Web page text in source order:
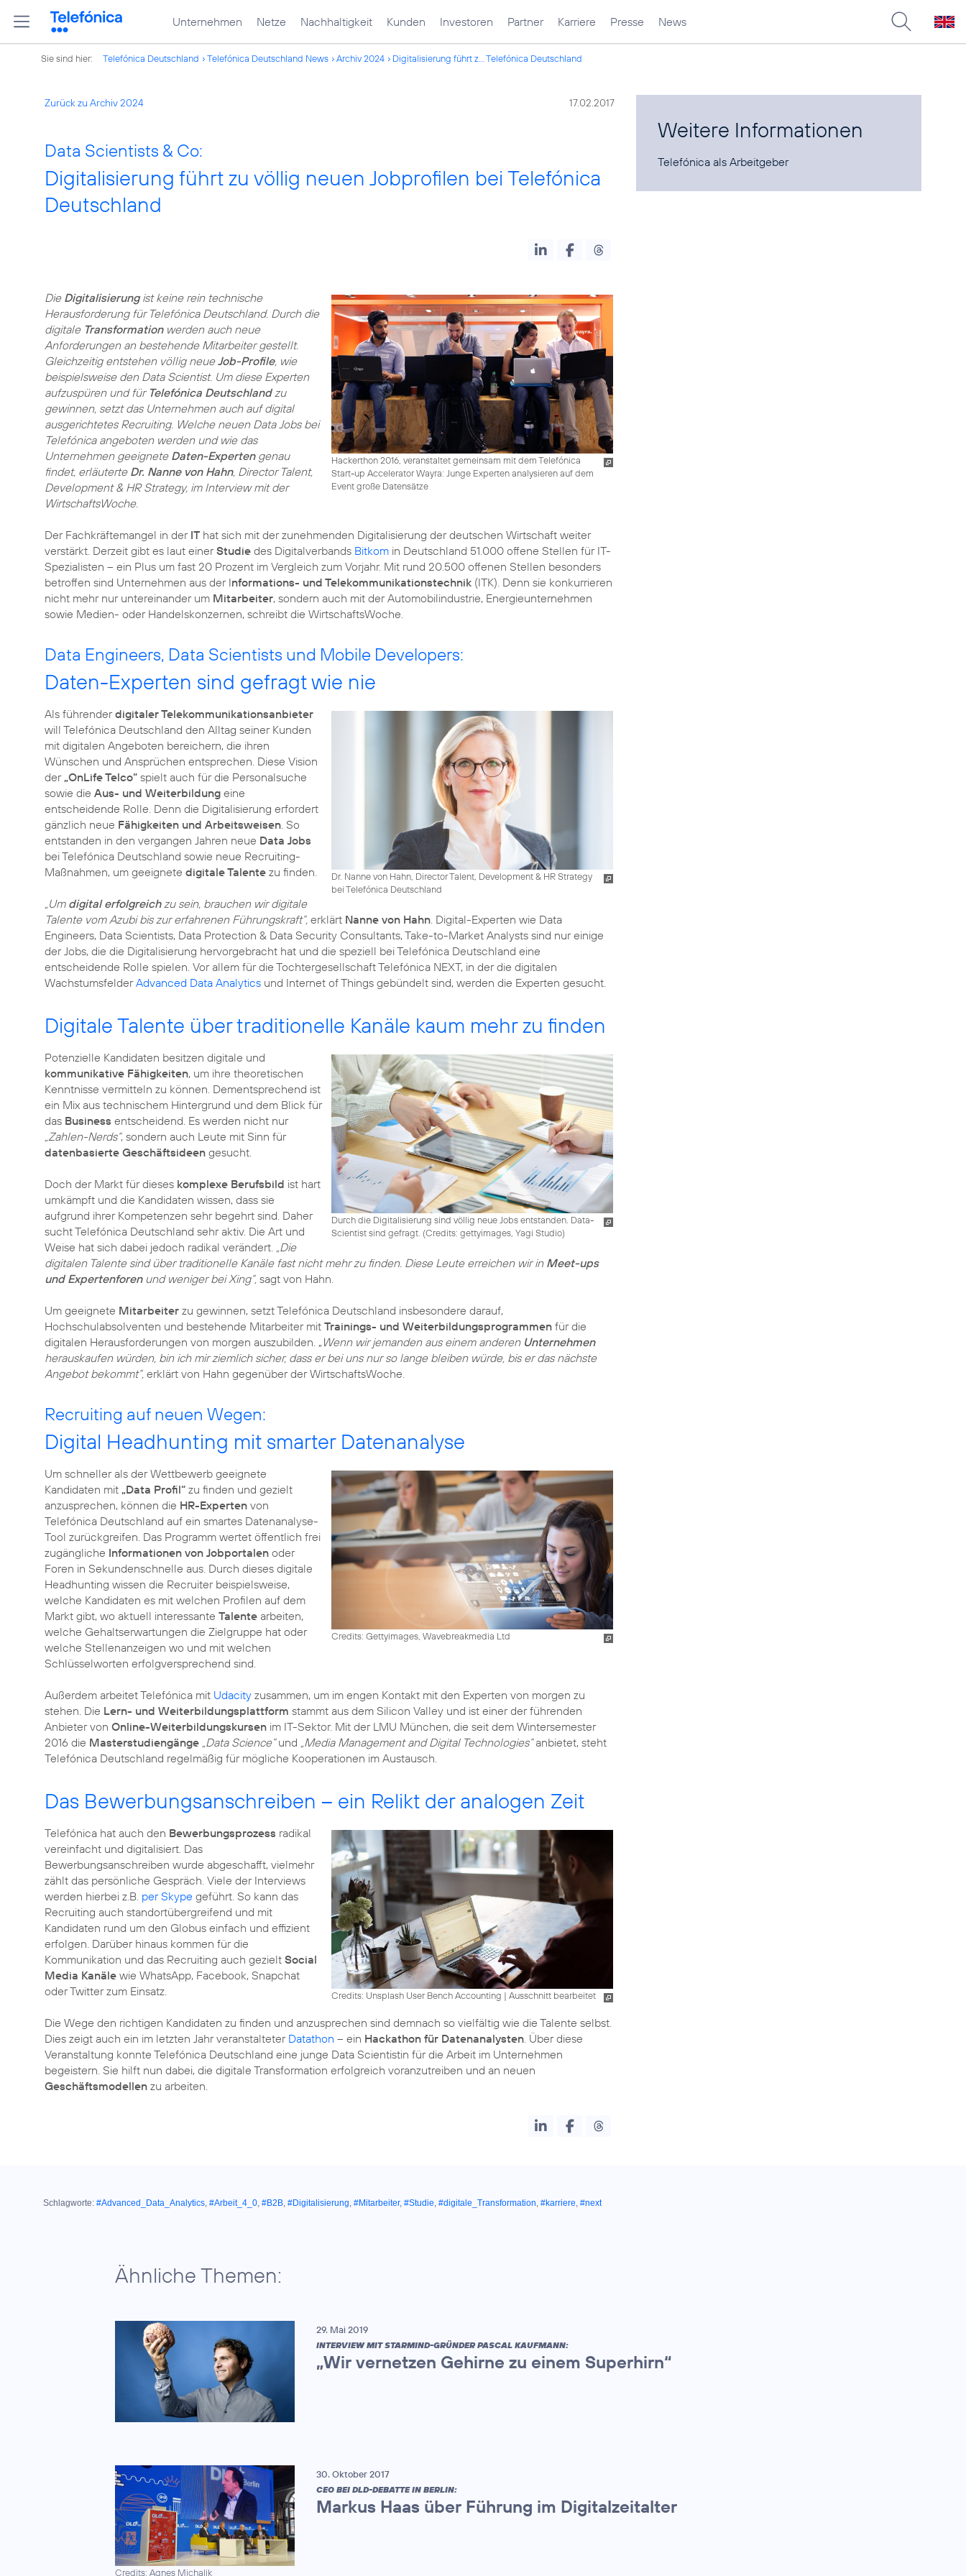
Unternehmen Netze Nachhaltigkeit Kunden Investoren Partner Karriere Presse News
Sie sind hier: Telefónica Deutschland Telefónica Deutschland News Archiv 2024 Digitalisierung führt z... Telefónica Deutschland
Zurück zu Archiv 2024 17.02.2017
Data Scientists & Co:
Digitalisierung führt zu völlig neuen Jobprofilen bei Telefónica
Deutschland
Hackerthon 2016, veranstaltet gemeinsam mit dem Telefónica
Start-up Accelerator Wayra: Junge Experten analysieren auf dem
Event große Datensätze
Die Digitalisierungist keine rein technische
Herausforderung für Telefónica Deutschland. Durch die
digitale Transformationwerden auch neue
Anforderungen an bestehende Mitarbeiter gestellt.
Gleichzeitig entstehen völlig neueJob-Profile, wie
beispielsweise den Data Scientist. Um diese Experten
aufzuspüren und für Telefónica Deutschlandzu
gewinnen, setzt das Unternehmen auch auf digital
ausgerichtetes Recruiting. Welche neuen Data Jobs bei
Telefónica angeboten werden und wie das
Unternehmen geeignete Daten-Expertengenau
findet, erläuterte Dr. Nanne von Hahn, Director Talent,
Development & HR Strategy, im Interview mit der
WirtschaftsWoche.
Der Fachkräftemangel in der IT hat sich mit der zunehmenden Digitalisierung der deutschen Wirtschaft weiter
verstärkt. Derzeit gibt es laut einerStudie des Digitalverbands Bitkom in Deutschland 51.000 offene Stellen für IT-
Spezialisten – ein Plus um fast 20 Prozent im Vergleich zum Vorjahr. Mit rund 20.500 offenen Stellen besonders
betroffen sind Unternehmen aus der Informations- und Telekommunikationstechnik (ITK). Denn sie konkurrieren
nicht mehr nur untereinander um Mitarbeiter, sondern auch mit der Automobilindustrie, Energieunternehmen
sowie Medien- oder Handelskonzernen, schreibt die WirtschaftsWoche.
Data Engineers, Data Scientists und Mobile Developers:
Daten-Experten sind gefragt wie nie
Dr. Nanne von Hahn, Director Talent, Development & HR Strategy
bei Telefónica Deutschland
Als führenderdigitaler Telekommunikationsanbieter
will Telefónica Deutschland den Alltag seiner Kunden
mit digitalen Angeboten bereichern, die ihren
Wünschen und Ansprüchen entsprechen. Diese Vision
der„OnLife Telco“ spielt auch für die Personalsuche
sowie die Aus- und Weiterbildung eine
entscheidende Rolle. Denn die Digitalisierung erfordert
gänzlich neue Fähigkeiten und Arbeitsweisen. So
entstanden in den vergangen Jahren neue Data Jobs
bei Telefónica Deutschland sowie neue Recruiting-
Maßnahmen, um geeignete digitale Talente zu finden.
„Um digital erfolgreichzu sein, brauchen wir digitale
Talente vom Azubi bis zur erfahrenen Führungskraft“, erklärt Nanne von Hahn. Digital-Experten wie Data
Engineers, Data Scientists, Data Protection & Data Security Consultants, Take-to-Market Analysts sind nur einige
der Jobs, die die Digitalisierung hervorgebracht hat und die speziell bei Telefónica Deutschland eine
entscheidende Rolle spielen. Vor allem für die TochtergesellschaftTelefónica NEXT, in der die digitalen
WachstumsfelderAdvanced Data Analytics und Internet of Things gebündelt sind, werden die Experten gesucht.
Digitale Talente über traditionelle Kanäle kaum mehr zu finden
Durch die Digitalisierung sind völlig neue Jobs entstanden. Data-
Scientist sind gefragt. (Credits: gettyimages, Yagi Studio)
Potenzielle Kandidaten besitzen digitale und
kommunikative Fähigkeiten, um ihre theoretischen
Kenntnisse vermitteln zu können. Dementsprechend ist
ein Mix aus technischem Hintergrund und dem Blick für
das Business entscheidend. Es werden nicht nur
„Zahlen-Nerds“, sondern auch Leute mit Sinn für
datenbasierte Geschäftsideen gesucht.
Doch der Markt für dieses komplexe Berufsbild ist hart
umkämpft und die Kandidaten wissen, dass sie
aufgrund ihrer Kompetenzen sehr begehrt sind. Daher
sucht Telefónica Deutschland sehr aktiv. Die Art und
Weise hat sich dabei jedoch radikal verändert. „Die
digitalen Talente sind über traditionelle Kanäle fast nicht mehr zu finden. Diese Leute erreichen wir in Meet-ups
und Expertenforenund weniger bei Xing“, sagt von Hahn.
Um geeignete Mitarbeiter zu gewinnen, setzt Telefónica Deutschland insbesondere darauf,
Hochschulabsolventen und bestehende Mitarbeiter mit Trainings- und Weiterbildungsprogrammen für die
digitalen Herausforderungen von morgen auszubilden. „ Wenn wir jemanden aus einem anderen Unternehmen
herauskaufen würden, bin ich mir ziemlich sicher, dass er bei uns nur so lange bleiben würde, bis er das nächste
Angebot bekommt“, erklärt von Hahn gegenüber der WirtschaftsWoche.
Recruiting auf neuen Wegen:
Digital Headhunting mit smarter Datenanalyse
Credits: Gettyimages, Wavebreakmedia Ltd
Um schneller als der Wettbewerb geeignete
Kandidaten mit „Data Profil“ zu finden und gezielt
anzusprechen, können die HR-Experten von
Telefónica Deutschland auf ein smartes Datenanalyse-
Tool zurückgreifen. Das Programm wertet öffentlich frei
zugängliche Informationen von Jobportalen oder
Foren in Sekundenschnelle aus. Durch dieses digitale
Headhunting wissen die Recruiter beispielsweise,
welche Kandidaten es mit welchen Profilen auf dem
Markt gibt, wo aktuell interessante Talente arbeiten,
welche Gehaltserwartungen die Zielgruppe hat oder
welche Stellenanzeigen wo und mit welchen
Schlüsselworten erfolgversprechend sind.
Außerdem arbeitet Telefónica mit Udacity zusammen, um im engen Kontakt mit den Experten von morgen zu
stehen. Die Lern- und Weiterbildungsplattform stammt aus dem Silicon Valley und ist einer der führenden
Anbieter von Online-Weiterbildungskursen im IT-Sektor. Mit der LMU München, die seit dem Wintersemester
2016 die Masterstudiengänge „Data Science“und „Media Management and Digital Technologies“anbietet, steht
Telefónica Deutschland regelmäßig für mögliche Kooperationen im Austausch.
Das Bewerbungsanschreiben – ein Relikt der analogen Zeit
Credits: Unsplash User Bench Accounting | Ausschnitt bearbeitet
Telefónica hat auch den Bewerbungsprozess radikal
vereinfacht und digitalisiert. Das
Bewerbungsanschreiben wurde abgeschafft, vielmehr
zählt das persönliche Gespräch. Viele der Interviews
werden hierbei z.B. per Skype geführt. So kann das
Recruiting auch standortübergreifend und mit
Kandidaten rund um den Globus einfach und effizient
erfolgen. Darüber hinaus kommen für die
Kommunikation und das Recruiting auch gezielt Social
Media Kanäle wie WhatsApp, Facebook, Snapchat
oder Twitter zum Einsatz.
Die Wege den richtigen Kandidaten zu finden und anzusprechen sind demnach so vielfältig wie die Talente selbst.
Dies zeigt auch ein im letzten Jahr veranstalteter Datathon – ein Hackathon für Datenanalysten. Über diese
Veranstaltung konnte Telefónica Deutschland eine junge Data Scientistin für die Arbeit im Unternehmen
begeistern. Sie hilft nun dabei, die digitale Transformation erfolgreich voranzutreiben und an neuen
Geschäftsmodellen zu arbeiten.
Weitere Informationen
Telefónica alsArbeitgeber
Schlagworte: #Advanced_Data_Analytics, #Arbeit_4_0, #B2B, #Digitalisierung, #Mitarbeiter, #Studie, #digitale_Transformation, #karriere, #next
Ähnliche Themen:
29. Mai 2019
INTERVIEW MIT STARMIND-GRÜNDER PASCAL KAUFMANN:
„Wir vernetzen Gehirne zu einem Superhirn“
Credits: Agnes Michalik
30. Oktober 2017
CEO BEI DLD-DEBATTE IN BERLIN:
Markus Haas über Führung im Digitalzeitalter